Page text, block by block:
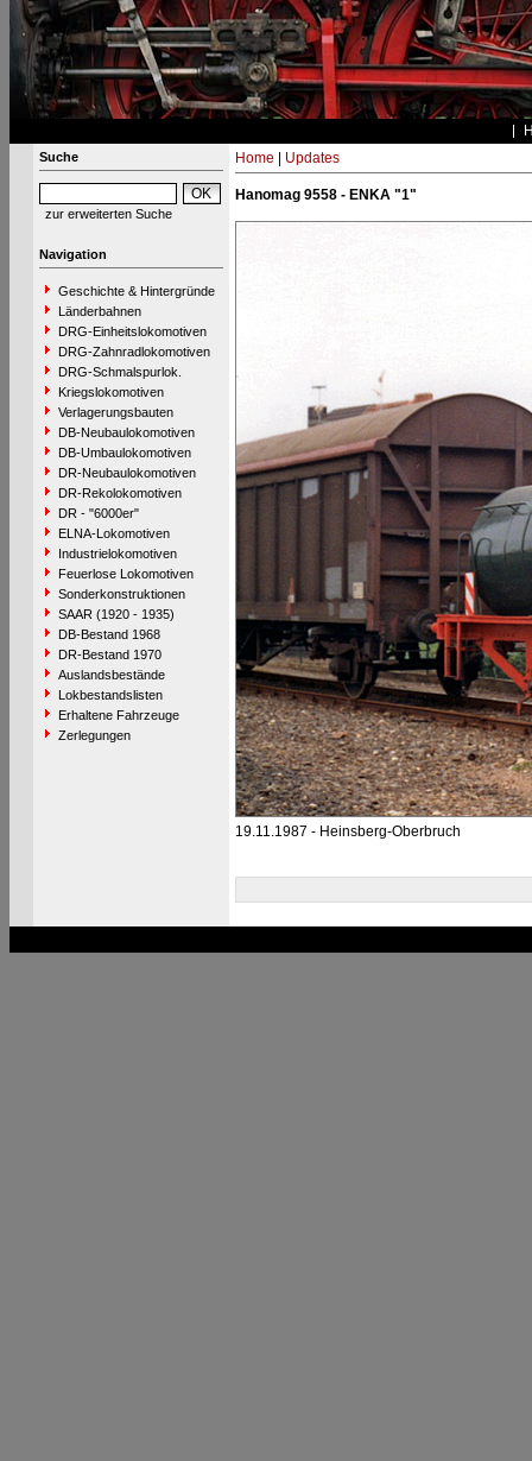
Suche
zur erweiterten Suche
Navigation
Geschichte & Hintergründe
Länderbahnen
DRG-Einheitslokomotiven
DRG-Zahnradlokomotiven
DRG-Schmalspurlok.
Kriegslokomotiven
Verlagerungsbauten
DB-Neubaulokomotiven
DB-Umbaulokomotiven
DR-Neubaulokomotiven
DR-Rekolokomotiven
DR - "6000er"
ELNA-Lokomotiven
Industrielokomotiven
Feuerlose Lokomotiven
Sonderkonstruktionen
SAAR (1920 - 1935)
DB-Bestand 1968
DR-Bestand 1970
Auslandsbestände
Lokbestandslisten
Erhaltene Fahrzeuge
Zerlegungen
Home Updates
Hanomag 9558 - ENKA "1"
19.11.1987 - Heinsberg-Oberbruch